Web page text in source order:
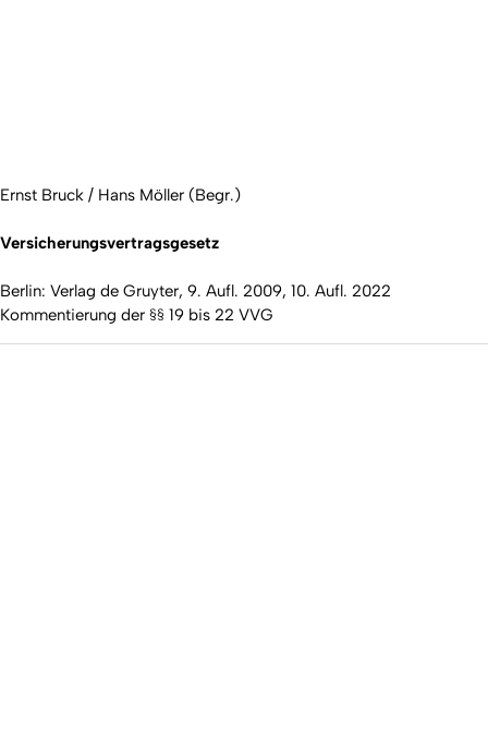
Ernst Bruck / Hans Möller (Begr.)
Versicherungsvertragsgesetz
Berlin: Verlag de Gruyter, 9. Aufl. 2009, 10. Aufl. 2022
Kommentierung der §§ 19 bis 22 VVG